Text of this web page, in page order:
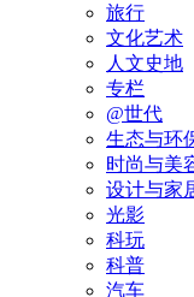
旅行
文化艺术
人文史地
专栏
@世代
生态与环
时尚与美
设计与家
光影
科玩
科普
汽车